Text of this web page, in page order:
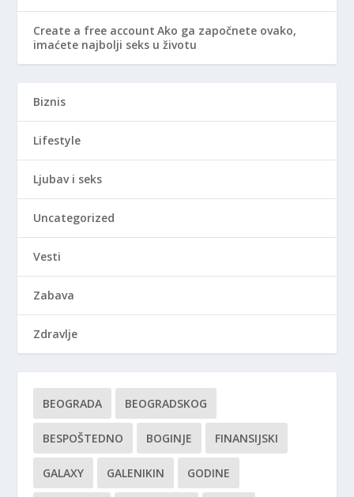
Create a free account Ako ga započnete ovako,
imaćete najbolji seks u životu
Biznis
Lifestyle
Ljubav i seks
Uncategorized
Vesti
Zabava
Zdravlje
BEOGRADA BEOGRADSKOG
BESPOŠTEDNO BOGINJE FINANSIJSKI
GALAXY GALENIKIN GODINE